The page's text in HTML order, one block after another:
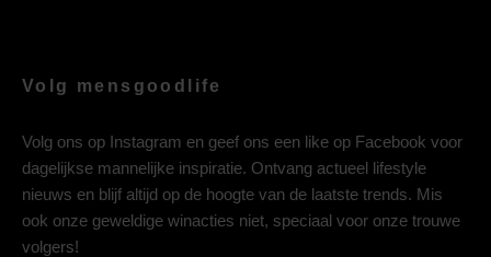
Volg mensgoodlife
Volg ons op Instagram en geef ons een like op Facebook voor
dagelijkse mannelijke inspiratie. Ontvang actueel lifestyle
nieuws en blijf altijd op de hoogte van de laatste trends. Mis
ook onze geweldige winacties niet, speciaal voor onze trouwe
volgers!